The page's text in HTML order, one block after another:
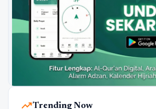
trending_upTrending Now